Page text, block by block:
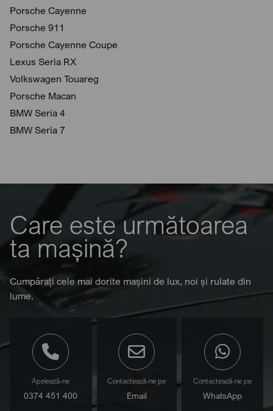
Porsche Cayenne
Porsche 911
Porsche Cayenne Coupe
Lexus Seria RX
Volkswagen Touareg
Porsche Macan
BMW Seria 4
BMW Seria 7
Care este următoarea
ta mașină?
Cumpărați cele mai dorite mașini de lux, noi și rulate din
lume.
Apelează-ne
0374 451 400
Contactează-ne pe
Email
Contactează-ne pe
WhatsApp